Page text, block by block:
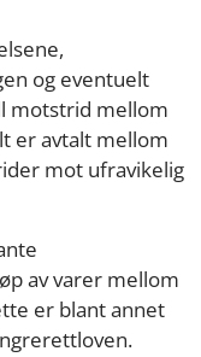
og eventuelt
motstrid mellom
er avtalt mellom
mot ufravikelig
av varer mellom
er blant annet